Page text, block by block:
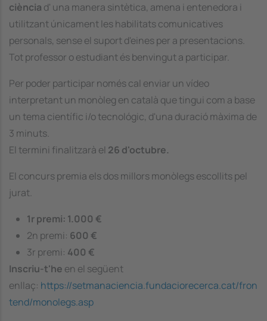
ciència d' una manera sintètica, amena i entenedora i
utilitzant únicament les habilitats comunicatives
personals, sense el suport d'eines per a presentacions.
Tot professor o estudiant és benvingut a participar.
Per poder participar només cal enviar un vídeo
interpretant un monòleg en català que tingui com a base
un tema científic i/o tecnológic, d'una duració màxima de
3 minuts.
El termini finalitzarà el 26 d'octubre.
El concurs premia els dos millors monòlegs escollits pel
jurat.
1r premi: 1.000 €
2n premi: 600 €
3r premi: 400 €
Inscriu-t'he en el següent
enllaç: https://setmanaciencia.fundaciorecerca.cat/fron
tend/monolegs.asp